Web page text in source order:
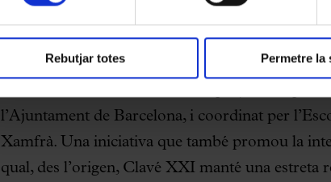
Rebutjar totes Permetre la
Concert dels Cors de Ciutat Vella, diumenge
l’Ajuntament de Barcelona, i coordinat per
Xamfrà. Una iniciativa que també promou la
qual, des l’origen, Clavé XXI manté una